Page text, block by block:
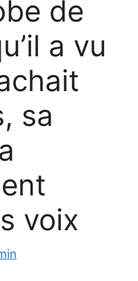
de
a vu
sa
voix